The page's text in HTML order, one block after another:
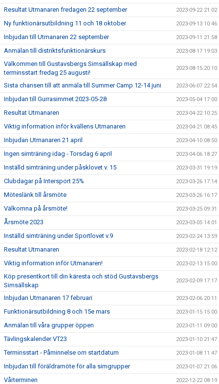
Resultat Utmanaren fredagen 22 september 2023-09-22 21:02
Ny funktionärsutbildning 11 och 18 oktober 2023-09-13 10:46
Inbjudan till Utmanaren 22 september 2023-09-11 21:58
Anmälan till distriktsfunktionärskurs 2023-08-17 19:03
Välkommen till Gustavsbergs Simsällskap med
terminsstart fredag 25 augusti!
2023-08-15 20:10
Sista chansen till att anmäla till Summer Camp 12-14 juni 2023-06-07 22:54
Inbjudan till Gurrasimmet 2023-05-28 2023-05-04 17:00
Resultat Utmanaren 2023-04-22 10:25
Viktig information inför kvällens Utmanaren 2023-04-21 08:45
Inbjudan Utmanaren 21 april 2023-04-10 08:50
Ingen simträning idag - Torsdag 6 april 2023-04-06 18:27
Inställd simträning under påsklovet v. 15 2023-03-31 19:19
Clubdagar på Intersport 25% 2023-03-26 17:14
Möteslänk till årsmöte 2023-03-26 16:17
Välkomna på årsmöte! 2023-03-25 09:31
Årsmöte 2023 2023-03-05 14:01
Inställd simträning under Sportlovet v.9 2023-02-24 13:59
Resultat Utmanaren 2023-02-18 12:12
Viktig information inför Utmanaren! 2023-02-13 15:00
Köp presentkort till din käresta och stöd Gustavsbergs
Simsällskap
2023-02-09 17:17
Inbjudan Utmanaren 17 februari 2023-02-06 20:11
Funktionärsutbildning 8 och 15e mars 2023-01-15 15:00
Anmälan till våra grupper öppen 2023-01-11 09:00
Tävlingskalender VT23 2023-01-10 21:47
Terminsstart - Påminnelse om startdatum 2023-01-08 11:47
Inbjudan till föräldramöte för alla simgrupper 2023-01-07 21:06
Vårterminen 2022-12-22 08:19